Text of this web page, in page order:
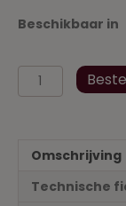
Beschikbaar in
Wetboek
Inclusief
Omschrijving
Technische